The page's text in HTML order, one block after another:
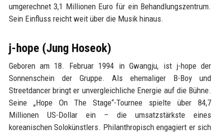
umgerechnet 3,1 Millionen Euro für ein Behandlungszentrum.
Sein Einfluss reicht weit über die Musik hinaus.
j-hope (Jung Hoseok)
Geboren am 18. Februar 1994 in Gwangju, ist j-hope der
Sonnenschein der Gruppe. Als ehemaliger B-Boy und
Streetdancer bringt er unvergleichliche Energie auf die Bühne.
Seine „Hope On The Stage“-Tournee spielte über 84,7
Millionen US-Dollar ein – die umsatzstärkste eines
koreanischen Solokünstlers. Philanthropisch engagiert er sich